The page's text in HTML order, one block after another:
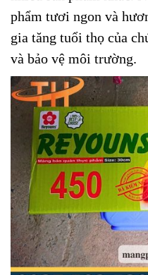
phẩm tươi ngon và
gia tăng tuổi thọ của
và bảo vệ môi trường.